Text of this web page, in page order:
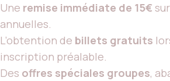
Une remise immédiate de 15€
annuelles.
L’obtention de billets gratuits
inscription préalable.
Des offres spéciales groupes,